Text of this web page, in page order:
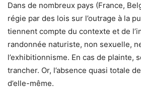
Dans de nombreux pays (France,
régie par des lois sur l’outrage à la
tiennent compte du contexte et de
randonnée naturiste, non sexuelle,
l’exhibitionnisme. En cas de plainte,
trancher. Or, l’absence quasi totale
d’elle-même.